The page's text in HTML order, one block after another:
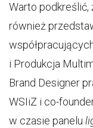
Warto podkreślić,
również
i Produkcja
Brand Designer
WSIiZ i co-
w czasie panelu